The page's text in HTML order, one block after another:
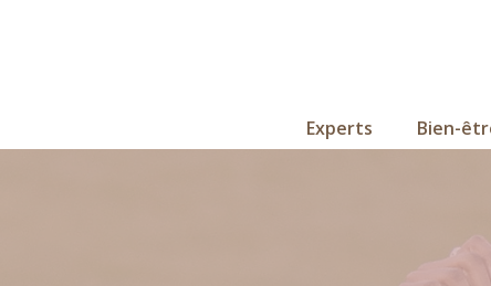
Experts Bien-